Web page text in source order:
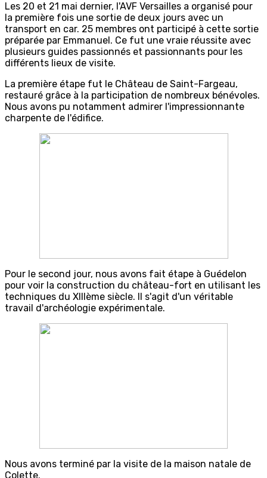
Les 20 et 21 mai dernier, l'AVF Versailles a organisé pour
la première fois une sortie de deux jours avec un
transport en car. 25 membres ont participé à cette sortie
préparée par Emmanuel. Ce fut une vraie réussite avec
plusieurs guides passionnés et passionnants pour les
différents lieux de visite.
La première étape fut le Château de Saint-Fargeau,
restauré grâce à la participation de nombreux bénévoles.
Nous avons pu notamment admirer l'impressionnante
charpente de l'édifice.
Pour le second jour, nous avons fait étape à Guédelon
pour voir la construction du château-fort en utilisant les
techniques du XIIIème siècle. Il s'agit d'un véritable
travail d'archéologie expérimentale.
Nous avons terminé par la visite de la maison natale de
Colette.